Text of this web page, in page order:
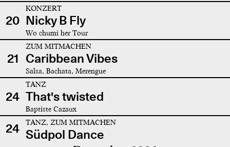
20
KONZERT
Nicky B Fly
Wo chumi her Tour
21
ZUM MITMACHEN
Caribbean Vibes
Salsa, Bachata, Merengue
24
TANZ
That's twisted
Baptiste Cazaux
24 TANZ, ZUM MITMACHEN
Südpol Dance